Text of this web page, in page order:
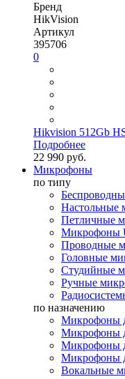
Бренд
HikVision
Артикул
395706
0
Hikvision 512Gb
Подробнее
22 990 руб.
Микрофоны
по типу
Настольные
Петличные
Микрофоны
Проводные
Головные
Студийные
Ручные
по назначению
Микрофоны
Микрофоны
Микрофоны
Микрофоны
Вокальные